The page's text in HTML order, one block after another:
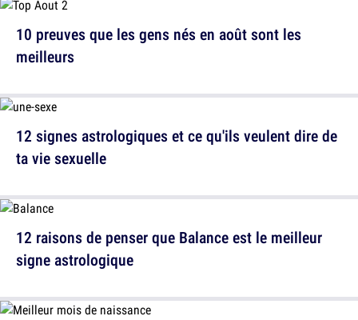
10 preuves que les gens nés en août sont les
meilleurs
12 raisons de penser que Balance est le meilleur
signe astrologique
12 signes astrologiques et ce qu'ils veulent dire de
ta vie sexuelle